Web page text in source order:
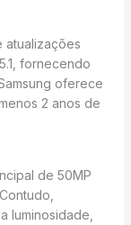
atualizações
fornecendo
oferece
2 anos de
de 50MP
luminosidade,